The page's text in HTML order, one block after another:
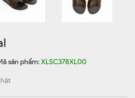
sản phẩm:XLSC378XL00